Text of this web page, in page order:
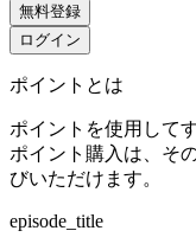
無料登録
ログイン
ポイントとは
ポイントを使用して
ポイント購入は、そ
びいただけます。
episode_title